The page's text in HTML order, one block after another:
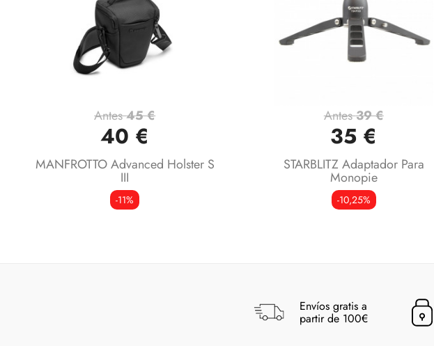
Vista rápida
Antes45 €
40 €
MANFROTTO Advanced Holster S
III
-11%
Vista rápida
Antes39 €
35 €
STARBLITZ Adaptador Para
Monopie
-10,25%
Envíos gratis a
partir de 100€